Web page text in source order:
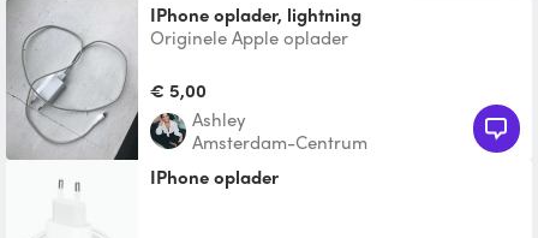
IPhone oplader, lightning
Originele Apple oplader
€ 5,00
Ashley
Amsterdam-Centrum
iPhone oplader